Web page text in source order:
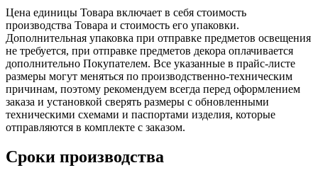
Цена единицы Товара включает в себя стоимость
производства Товара и стоимость его упаковки.
Дополнительная упаковка при отправке предметов освещения
не требуется, при отправке предметов декора оплачивается
дополнительно Покупателем. Все указанные в прайс-листе
размеры могут меняться по производственно-техническим
причинам, поэтому рекомендуем всегда перед оформлением
заказа и установкой сверять размеры с обновленными
техническими схемами и паспортами изделия, которые
отправляются в комплекте с заказом.
Сроки производства